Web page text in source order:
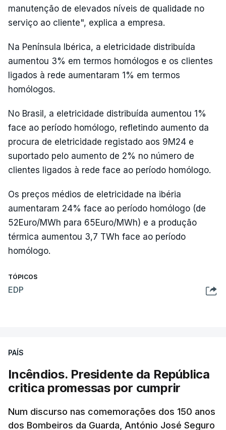
manutenção de elevados níveis de qualidade no
serviço ao cliente", explica a empresa.
Na Península Ibérica, a eletricidade distribuída
aumentou 3% em termos homólogos e os clientes
ligados à rede aumentaram 1% em termos
homólogos.
No Brasil, a eletricidade distribuída aumentou 1%
face ao período homólogo, refletindo aumento da
procura de eletricidade registado aos 9M24 e
suportado pelo aumento de 2% no número de
clientes ligados à rede face ao período homólogo.
Os preços médios de eletricidade na ibéria
aumentaram 24% face ao período homólogo (de
52Euro/MWh para 65Euro/MWh) e a produção
térmica aumentou 3,7 TWh face ao período
homólogo.
TÓPICOS
EDP
PAÍS
Incêndios. Presidente da República
critica promessas por cumprir
Num discurso nas comemorações dos 150 anos
dos Bombeiros da Guarda, António José Seguro